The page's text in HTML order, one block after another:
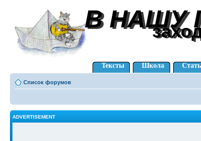
В НАШУ
В НАШУ
Тексты Школа
Список форумов
ADVERTISEMENT